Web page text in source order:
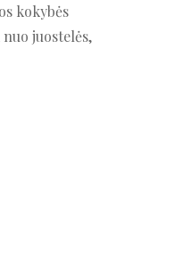
kokybės
juostelės,